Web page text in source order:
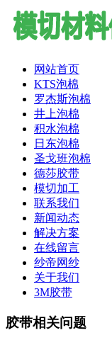
网站首页
KTS泡棉
罗杰斯泡棉
井上泡棉
积水泡棉
日东泡棉
圣戈班泡棉
德莎胶带
模切加工
联系我们
新闻动态
解决方案
在线留言
纱帝网纱
关于我们
3M胶带
胶带相关问题